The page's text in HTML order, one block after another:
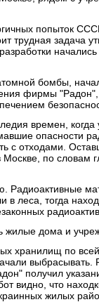
попыток
задача
бомбы,
фирмы
времен,
опасности
с отходами.
по словам
Радиоактивные
в леса, тогда
жилые дома и
хранилищ по
получил
видно, что
жилых